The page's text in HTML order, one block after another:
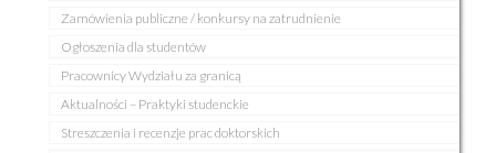
Zamówienia publiczne / konkursy na zatrudnienie
Ogłoszenia dla studentów
Pracownicy Wydziału za granicą
Aktualności – Praktyki studenckie
Streszczenia i recenzje prac doktorskich